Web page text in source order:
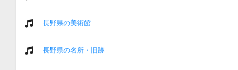
長野県の美術館
長野県の名所・旧跡